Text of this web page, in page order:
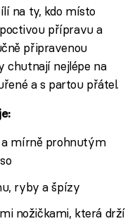
na ty, kdo místo
přípravu a
připravenou
chutnají nejlépe na
a s partou přátel.
mírně prohnutým
ryby a špízy
nožičkami, která drží